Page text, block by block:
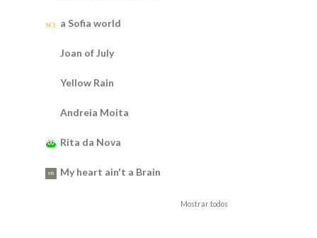
a Sofia world
Joan of July
Yellow Rain
Andreia Moita
Rita da Nova
My heart ain't a Brain
Mostrar todos